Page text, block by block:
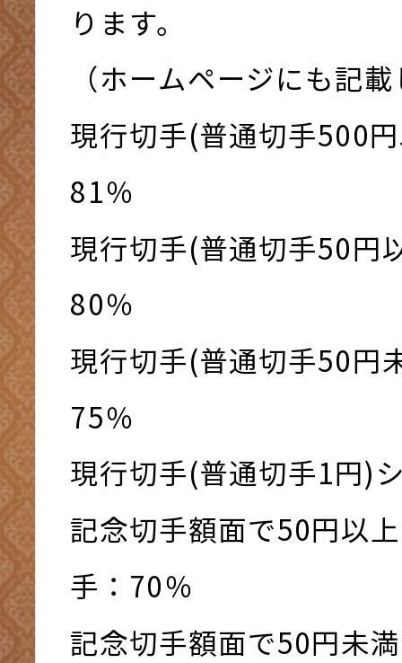
ります。
（ホームページにも記
現行切手(普通切手500
81％
現行切手(普通切手50円
80％
現行切手(普通切手50円
75％
現行切手(普通切手1円)
記念切手額面で50円以
手：70％
記念切手額面で50円未